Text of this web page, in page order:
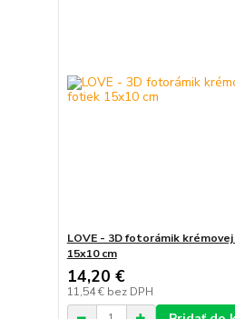
LOVE - 3D fotorámik
15x10 cm
14,20 €
11,54 € bez DPH